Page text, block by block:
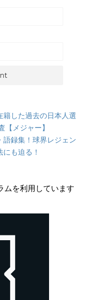
籍した過去の日本人選
【メジャー】
語録集！球界レジェン
も迫る！
ムを利用しています